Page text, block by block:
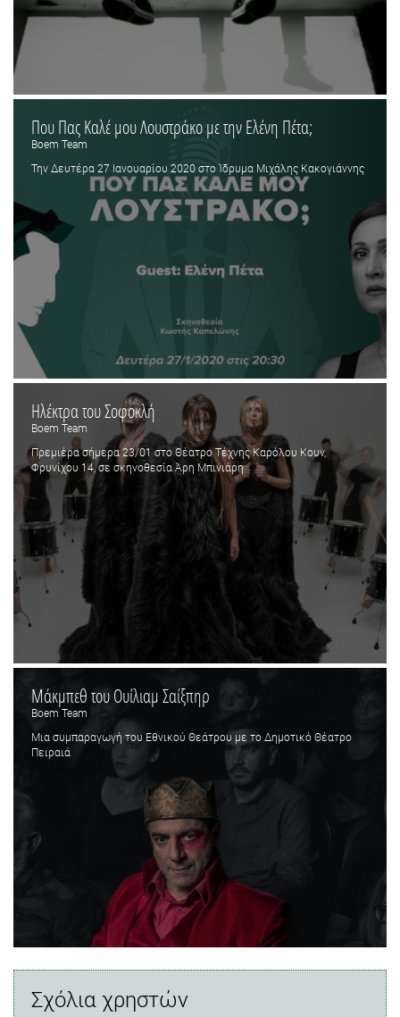
Που Πας Καλέ μου Λουστράκο με την Ελένη Πέτα;
Boem Team
Την Δευτέρα 27 Ιανουαρίου 2020 στο Ίδρυμα Μιχάλης Κακογιάννης
Ηλέκτρα του Σοφοκλή
Boem Team
Πρεμιέρα σήμερα 23/01 στο Θέατρο Τέχνης Καρόλου Κουν,
Φρυνίχου 14, σε σκηνοθεσία Άρη Μπινιάρη
Μάκμπεθ του Ουίλιαμ Σαίξπηρ
Boem Team
Μια συμπαραγωγή του Εθνικού Θεάτρου με το Δημοτικό Θέατρο
Πειραιά
Σχόλια χρηστών